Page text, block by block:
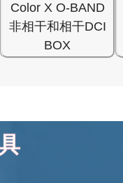
Color X O-BAND
非相干和相干DCI
BOX